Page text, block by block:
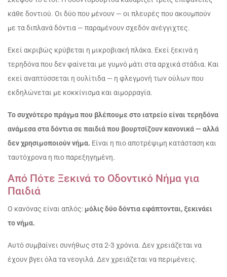
κάθε δοντιού. Οι δύο που μένουν — οι πλευρές που ακουμπούν
με τα διπλανά δόντια — παραμένουν σχεδόν ανέγγιχτες.
Εκεί ακριβώς κρύβεται η μικροβιακή πλάκα. Εκεί ξεκινά η
τερηδόνα που δεν φαίνεται με γυμνό μάτι στα αρχικά στάδια. Και
εκεί αναπτύσσεται η ουλίτιδα — η φλεγμονή των ούλων που
εκδηλώνεται με κοκκίνισμα και αιμορραγία.
Το συχνότερο πράγμα που βλέπουμε στο ιατρείο είναι τερηδόνα
ανάμεσα στα δόντια σε παιδιά που βουρτσίζουν κανονικά — αλλά
δεν χρησιμοποιούν νήμα. Είναι η πιο αποτρέψιμη κατάσταση και
ταυτόχρονα η πιο παρεξηγημένη.
Από Πότε Ξεκινά το Οδοντικό Νήμα για
Παιδιά
Ο κανόνας είναι απλός: μόλις δύο δόντια εφάπτονται, ξεκινάει
το νήμα.
Αυτό συμβαίνει συνήθως στα 2-3 χρόνια. Δεν χρειάζεται να
έχουν βγει όλα τα νεογιλά. Δεν χρειάζεται να περιμένεις.